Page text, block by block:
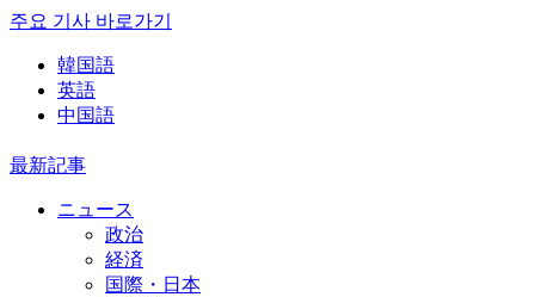
주요 기사 바로가기
韓国語
英語
中国語
最新記事
ニュース
政治
経済
国際・日本